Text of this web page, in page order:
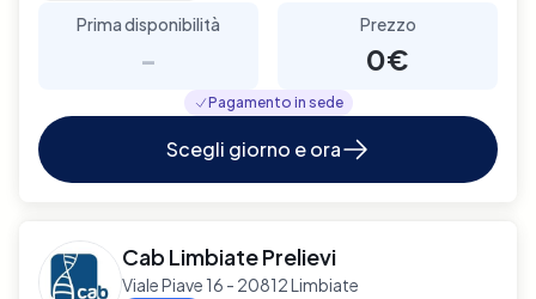
Prima disponibilità
-
Prezzo
0€
Pagamento in sede
Scegli giorno e ora
Cab Limbiate Prelievi
Viale Piave 16 - 20812 Limbiate